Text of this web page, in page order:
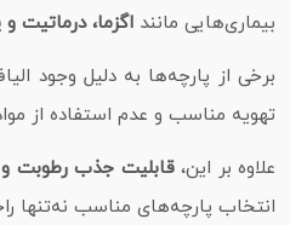
بیماری‌هایی مانند اگزما، درماتیت
برخی از پارچه‌ها به دلیل وجود
تهویه مناسب و عدم استفاده از
علاوه بر این،قابلیت جذب رطوبت
انتخاب پارچه‌های مناسب نه‌تنها